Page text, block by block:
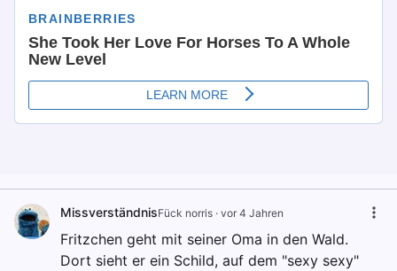
MissverständnisFück norris · vor 4 Jahren
Fritzchen geht mit seiner Oma in den Wald.
Dort sieht er ein Schild, auf dem "sexy sexy"